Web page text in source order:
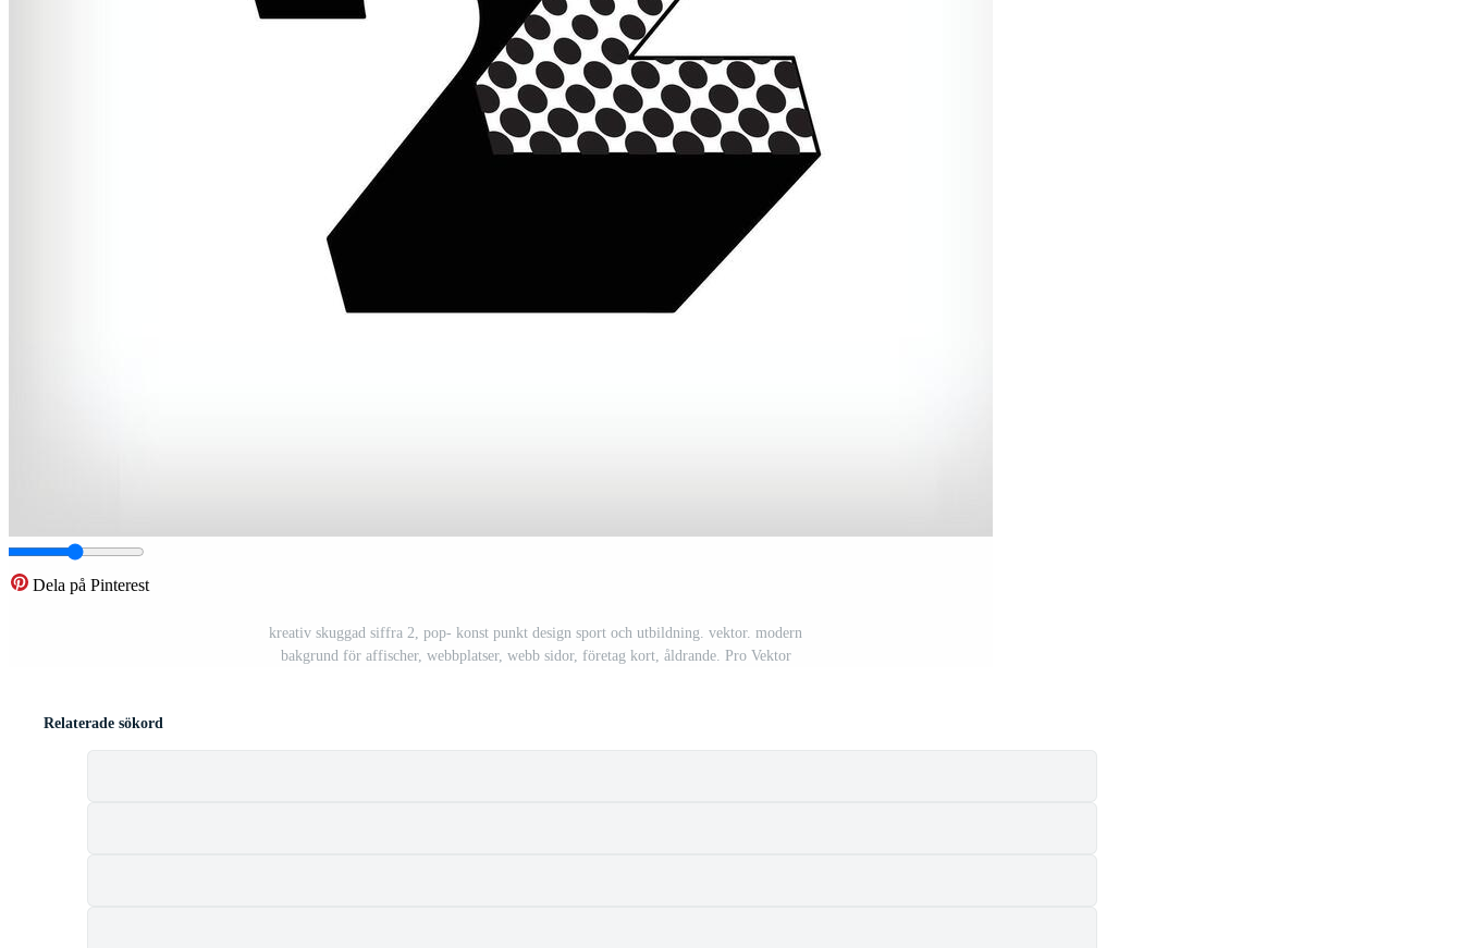
Dela på Pinterest
kreativ skuggad siffra 2, pop- konst punkt design sport och utbildning. vektor. modern
bakgrund för affischer, webbplatser, webb sidor, företag kort, åldrande. Pro Vektor
Relaterade sökord